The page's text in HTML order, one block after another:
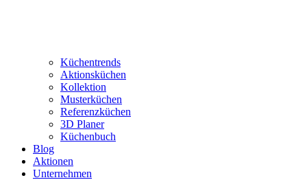
Küchentrends
Aktionsküchen
Kollektion
Musterküchen
Referenzküchen
3D Planer
Küchenbuch
Blog
Aktionen
Unternehmen